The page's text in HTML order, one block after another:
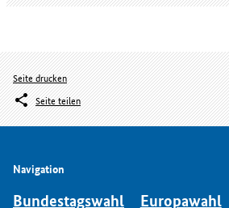
Seite drucken
Seite teilen
Navigation
Bundestagswahl Europawahl